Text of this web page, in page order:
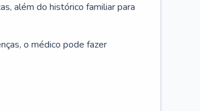
além do histórico familiar para
o médico pode fazer